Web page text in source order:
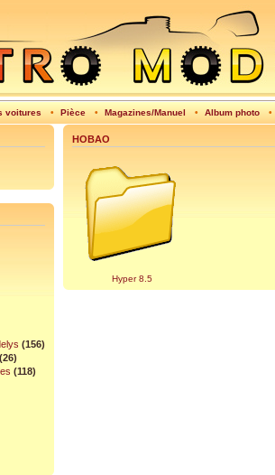
voitures • Pièce • Magazines/Manuel • Album photo •
(156)
(26)
(118)
HOBAO
Hyper 8.5